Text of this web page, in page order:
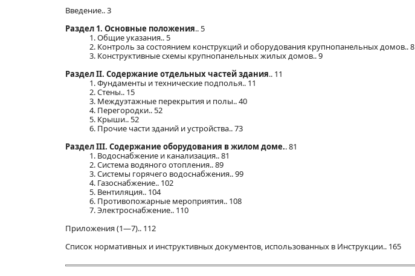
Введение.. 3
Раздел 1. Основные положения.. 5
1. Общие указания.. 5
2. Контроль за состоянием конструкций и оборудования крупнопанельных домов.. 8
3. Конструктивные схемы крупнопанельных жилых домов.. 9
Раздел II. Содержание отдельных частей здания.. 11
1. Фундаменты и технические подполья.. 11
2. Стены.. 15
3. Междуэтажные перекрытия и полы.. 40
4. Перегородки.. 52
5. Крыши.. 52
6. Прочие части зданий и устройства.. 73
Раздел III. Содержание оборудования в жилом доме.. 81
1. Водоснабжение и канализация.. 81
2. Система водяного отопления.. 89
3. Системы горячего водоснабжения.. 99
4. Газоснабжение.. 102
5. Вентиляция.. 104
6. Противопожарные мероприятия.. 108
7. Электроснабжение.. 110
Приложения (1—7).. 112
Список нормативных и инструктивных документов, использованных в Инструкции.. 165